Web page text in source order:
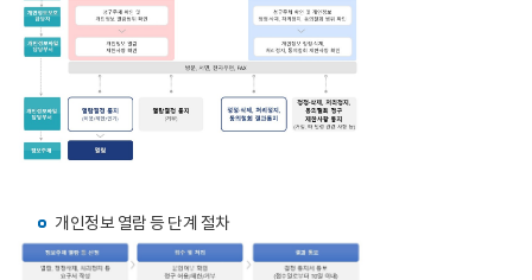
개인정보 열람 등 단계 절차